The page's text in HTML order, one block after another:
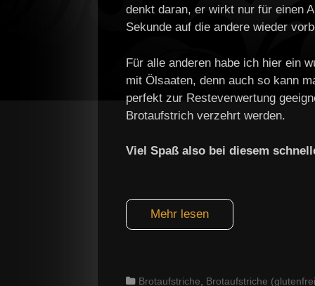
denkt daran, er wirkt nur für einen
Sekunde auf die andere wieder
Für alle anderen habe ich hier ein
mit Ölsaaten, denn auch so kann
perfekt zur Resteverwertung
Brotaufstrich verzehrt werden.
Viel Spaß also bei diesem
Mehr lesen
Categories
Brotaufstriche Brotaufstriche